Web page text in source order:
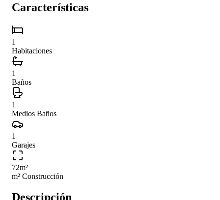
Características
1
Habitaciones
1
Baños
1
Medios Baños
1
Garajes
72m²
m² Construcción
Descripción